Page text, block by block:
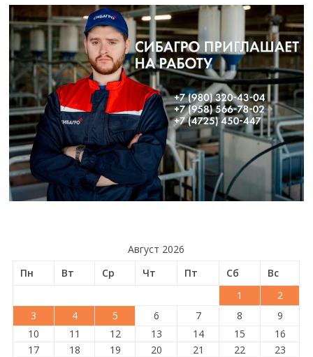
Август 2026
Пн
Вт Ср Чт Пт Сб
Вс
1
2
3
4 5 6 7 8
9
10
11 12 13 14 15
16
17
18 19 20 21 22
23